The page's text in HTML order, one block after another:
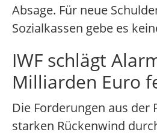
Absage. Für neue
Sozialkassen gebe es
IWF schlägt
Milliarden Euro
Die Forderungen aus der
starken Rückenwind